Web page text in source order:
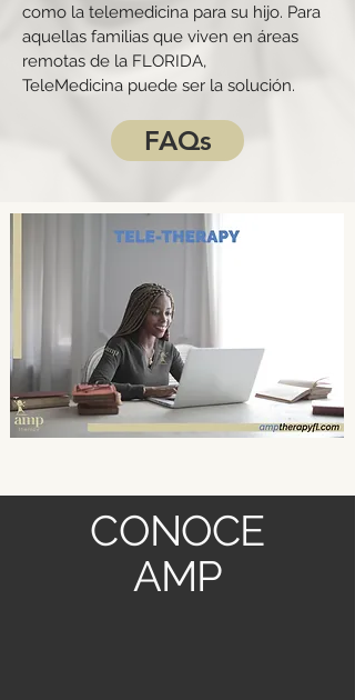
como la telemedicina para su hijo. Para
aquellas familias que viven en áreas
remotas de la FLORIDA,
TeleMedicina puede ser la solución.
FAQs
CONOCE
AMP